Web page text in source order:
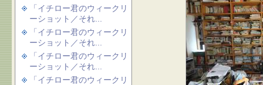
「イチロー君のウィークリ
ーショット／それ...
「イチロー君のウィークリ
ーショット／それ...
「イチロー君のウィークリ
ーショット／それ...
「イチロー君のウィークリ